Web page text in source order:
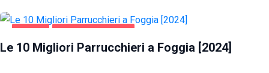
FOGGIA SALUTE E BELLEZZA
Le 10 Migliori Parrucchieri a Foggia [2024]